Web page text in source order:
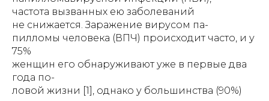
частота вызванных ею заболеваний
не снижается. Заражение вирусом па-
пилломы человека (ВПЧ) происходит часто, и у
75%
женщин его обнаруживают уже в первые два
года по-
ловой жизни [1], однако у большинства (90%)